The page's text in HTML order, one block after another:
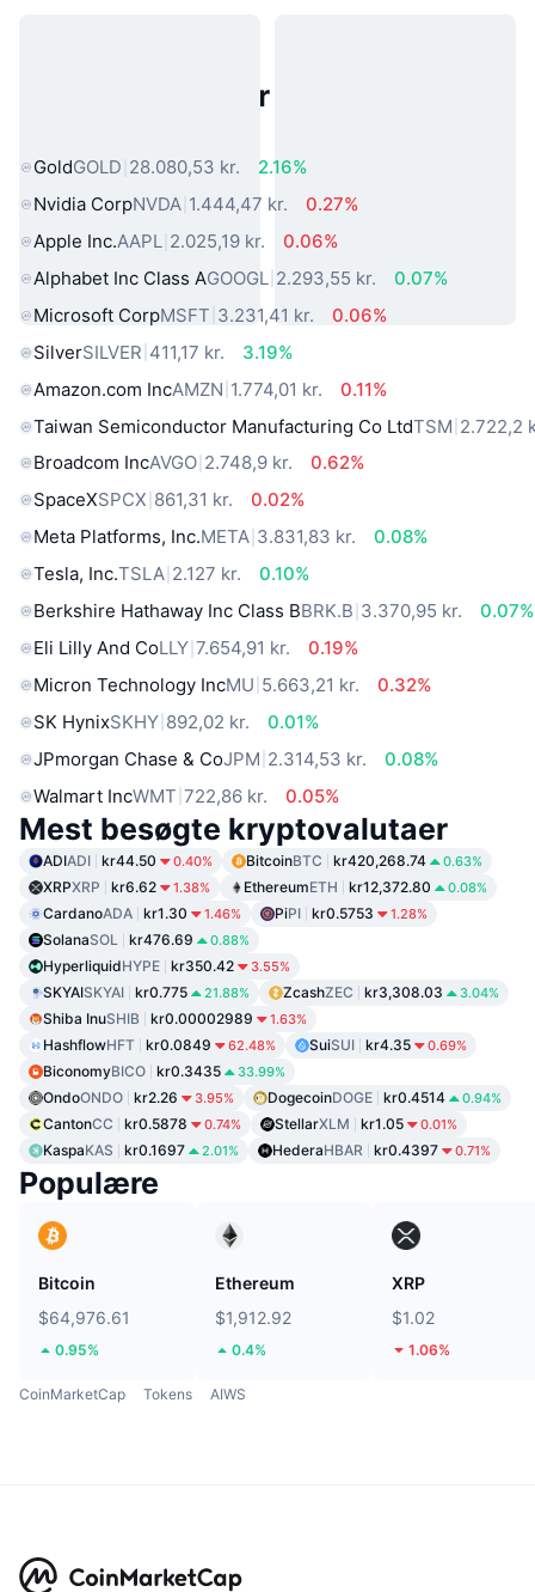
Populære aktiver fra den virkelige
GoldGOLD 28.080,53 kr.
2.16%
Nvidia CorpNVDA 1.444,47 kr.
0.27%
Apple Inc.AAPL 2.025,19 kr.
0.06%
Alphabet Inc Class AGOOGL 2.293,55 kr.
0.07%
Microsoft CorpMSFT 3.231,41 kr.
0.06%
SilverSILVER 411,17 kr.
3.19%
Amazon.com IncAMZN 1.774,01 kr.
0.11%
Taiwan Semiconductor Manufacturing Co LtdTSM 2.722,2
Broadcom IncAVGO 2.748,9 kr.
0.62%
SpaceXSPCX 861,31 kr.
0.02%
Meta Platforms, Inc.META 3.831,83 kr.
0.08%
Tesla, Inc.TSLA 2.127 kr.
0.10%
Berkshire Hathaway Inc Class BBRK.B 3.370,95 kr.
0.07%
Eli Lilly And CoLLY 7.654,91 kr.
0.19%
Micron Technology IncMU 5.663,21 kr.
0.32%
SK HynixSKHY 892,02 kr.
0.01%
JPmorgan Chase & CoJPM 2.314,53 kr.
0.08%
Walmart IncWMT 722,86 kr. 0.05%
Mest besøgte kryptovalutaer
ADIADI kr44.50 0.40% BitcoinBTC kr420,268.74 0.63%
XRPXRP kr6.62 1.38% EthereumETH kr12,372.80 0.08%
CardanoADA kr1.30 1.46% PiPI kr0.5753 1.28%
SolanaSOL kr476.69 0.88%
HyperliquidHYPE kr350.42 3.55%
SKYAISKYAI kr0.775 21.88% ZcashZEC kr3,308.03 3.04%
Shiba InuSHIB kr0.00002989 1.63%
HashflowHFT kr0.0849 62.48% SuiSUI kr4.35 0.69%
BiconomyBICO kr0.3435 33.99%
OndoONDO kr2.26 3.95% DogecoinDOGE kr0.4514 0.94%
CantonCC kr0.5878 0.74% StellarXLM kr1.05 0.01%
KaspaKAS kr0.1697 2.01% HederaHBAR kr0.4397 0.71%
Populære
Bitcoin
$64,976.61
0.95%
Ethereum
$1,912.92
0.4%
XRP
$1.02
1.06%
CoinMarketCap Tokens AIWS